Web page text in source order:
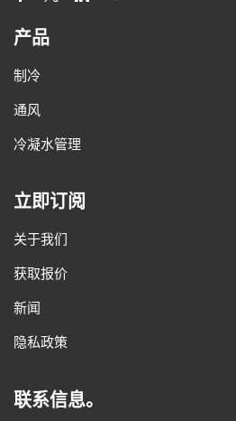
产品
制冷
通风
冷凝水管理
立即订阅
关于我们
获取报价
新闻
隐私政策
联系信息。